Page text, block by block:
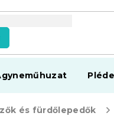
és fürdőlepedők